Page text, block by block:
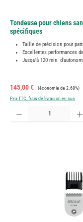
Tondeuse pour chiens
spécifiques
Taille de précision pour
Excellentes performances
Jusqu'à 120 min.
Prix de vente :
145,00 € Prix régulier :
(économie de 2.68%)
Prix TTC, frais de livraison en sus
Quantité de produit : Entrez la